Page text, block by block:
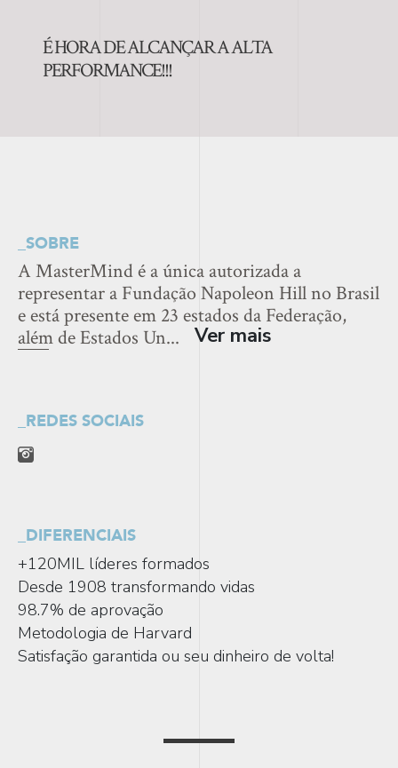
É HORA DE ALCANÇAR A ALTA
PERFORMANCE!!!
_SOBRE
A MasterMind é a única autorizada a
representar a Fundação Napoleon Hill no Brasil
e está presente em 23 estados da Federação,
além de Estados Un...
Ver mais
_REDES SOCIAIS
_DIFERENCIAIS
+120MIL líderes formados
Desde 1908 transformando vidas
98.7% de aprovação
Metodologia de Harvard
Satisfação garantida ou seu dinheiro de volta!